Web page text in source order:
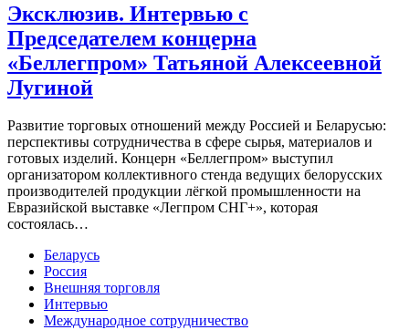
Эксклюзив. Интервью с
Председателем концерна
«Беллегпром» Татьяной Алексеевной
Лугиной
Развитие торговых отношений между Россией и Беларусью:
перспективы сотрудничества в сфере сырья, материалов и
готовых изделий. Концерн «Беллегпром» выступил
организатором коллективного стенда ведущих белорусских
производителей продукции лёгкой промышленности на
Евразийской выставке «Легпром СНГ+», которая
состоялась…
Беларусь
Россия
Внешняя торговля
Интервью
Международное сотрудничество